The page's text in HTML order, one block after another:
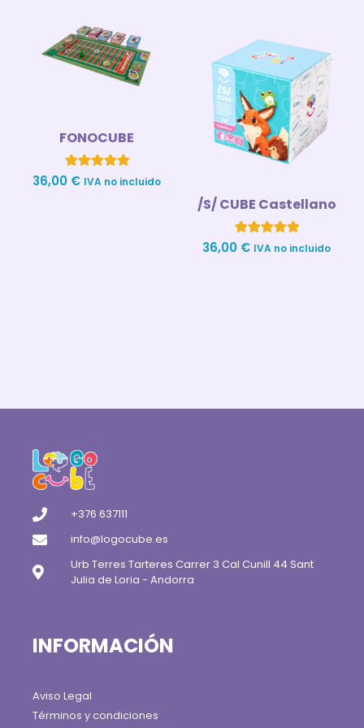
FONOCUBE
Valorado con
5.00
1
36,00 € IVA no incluido
/S/ CUBE Castellano
Valorado con
5.00
1
36,00 € IVA no incluido
+376 637111
info@logocube.es
Urb Terres Tarteres Carrer 3 Cal Cunill 44 Sant
Julia de Loria - Andorra
INFORMACIÓN
Aviso Legal
Términos y condiciones